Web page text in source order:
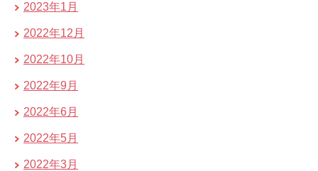
2023年1月
2022年12月
2022年10月
2022年9月
2022年6月
2022年5月
2022年3月